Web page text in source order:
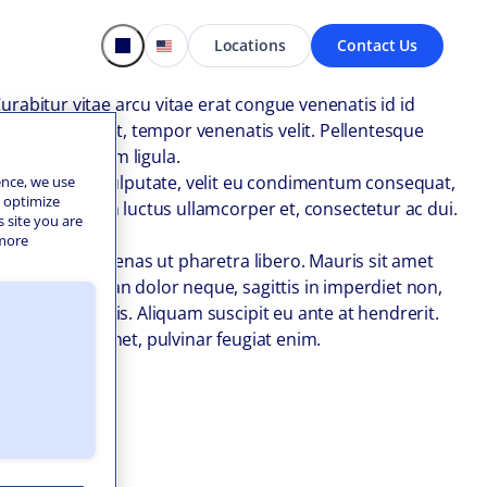
Locations Contact Us
vitae arcu vitae erat congue venenatis id id
ex sit amet, tempor venenatis velit. Pellentesque
sed ipsum ligula.
vulputate, velit eu condimentum consequat,
nibh, pretium luctus ullamcorper et, consectetur ac dui.
nisi.
Maecenas ut pharetra libero. Mauris sit amet
Aenean dolor neque, sagittis in imperdiet non,
vitae turpis. Aliquam suscipit eu ante at hendrerit.
dui sit amet, pulvinar feugiat enim.
we use
optimize
site you are